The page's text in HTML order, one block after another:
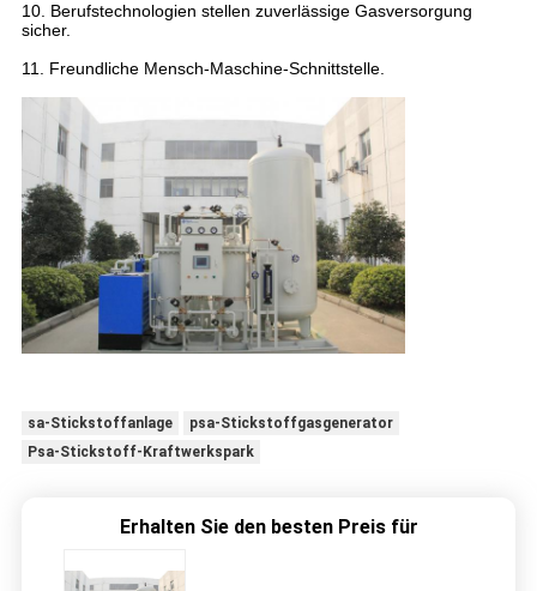
10. Berufstechnologien stellen zuverlässige Gasversorgung
sicher.
11. Freundliche Mensch-Maschine-Schnittstelle.
sa-Stickstoffanlage
psa-Stickstoffgasgenerator
Psa-Stickstoff-Kraftwerkspark
Erhalten Sie den besten Preis für